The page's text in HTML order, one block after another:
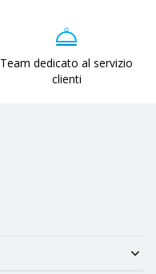
Team dedicato al servizio
clienti